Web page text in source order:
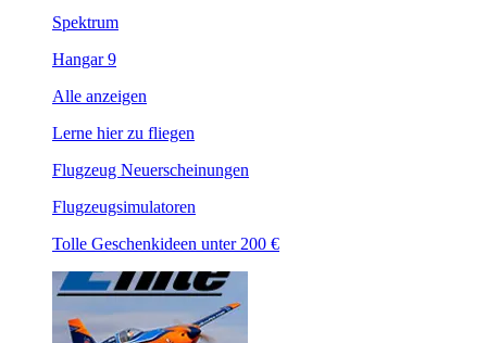
Spektrum
Hangar 9
Alle anzeigen
Lerne hier zu fliegen
Flugzeug Neuerscheinungen
Flugzeugsimulatoren
Tolle Geschenkideen unter 200 €